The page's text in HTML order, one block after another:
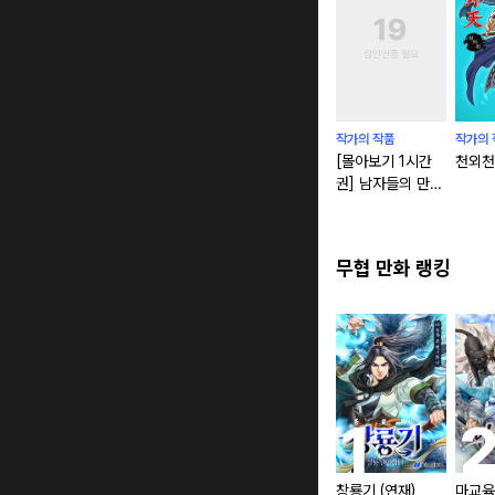
작가의 작품
[몰아보기 1시간
권] 남자들의 만화
작가의
천외천
무협 만화 랭킹
창룡기 (연재) 마교